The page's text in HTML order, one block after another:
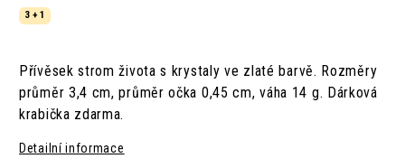
3 + 1
Přívěsek strom života s krystaly ve zlaté barvě. Rozměry
průměr 3,4 cm, průměr očka 0,45 cm, váha 14 g. Dárková
krabička zdarma.
Detailní informace